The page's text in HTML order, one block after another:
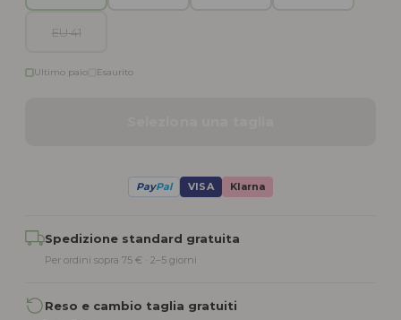
EU 41
Ultimo paio Esaurito
PayPal VISA Klarna
Spedizione standard gratuita
Per ordini sopra 75 € · 2–5 giorni
Reso e cambio taglia gratuiti